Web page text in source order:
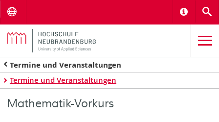
Termine und Veranstaltungen
Termine und Veranstaltungen
Mathematik-Vorkurs